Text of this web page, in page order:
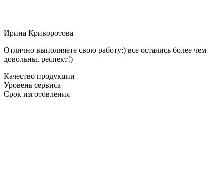
Ирина Криворотова
Отлично выполняете свою работу:) все остались более чем
довольны, респект!)
Качество продукции
Уровень сервиса
Срок изготовления